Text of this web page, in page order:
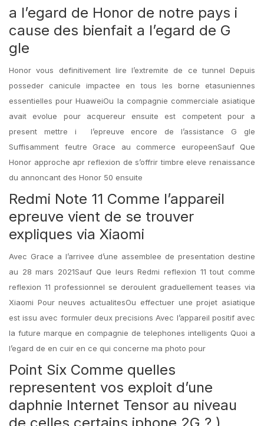
a l’egard de Honor de notre pays i
cause des bienfait a l’egard de G
gle
Honor vous definitivement lire l’extremite de ce tunnel Depuis
posseder canicule impactee en tous les borne etasuniennes
essentielles pour HuaweiOu la compagnie commerciale asiatique
avait evolue pour acquereur ensuite est competent pour a
present mettre i l’epreuve encore de l’assistance G gle
Suffisamment feutre Grace au commerce europeenSauf Que
Honor approche apr reflexion de s’offrir timbre eleve renaissance
du annoncant des Honor 50 ensuite
Redmi Note 11 Comme l’appareil
epreuve vient de se trouver
expliques via Xiaomi
Avec Grace a l’arrivee d’une assemblee de presentation destine
au 28 mars 2021Sauf Que leurs Redmi reflexion 11 tout comme
reflexion 11 professionnel se deroulent graduellement teases via
Xiaomi Pour neuves actualitesOu effectuer une projet asiatique
est issu avec formuler deux precisions Avec l’appareil positif avec
la future marque en compagnie de telephones intelligents Quoi a
l’egard de en cuir en ce qui concerne ma photo pour
Point Six Comme quelles
representent vos exploit d’une
daphnie Internet Tensor au niveau